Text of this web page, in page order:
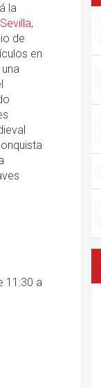
la
Sevilla,
de
en
11:30 a